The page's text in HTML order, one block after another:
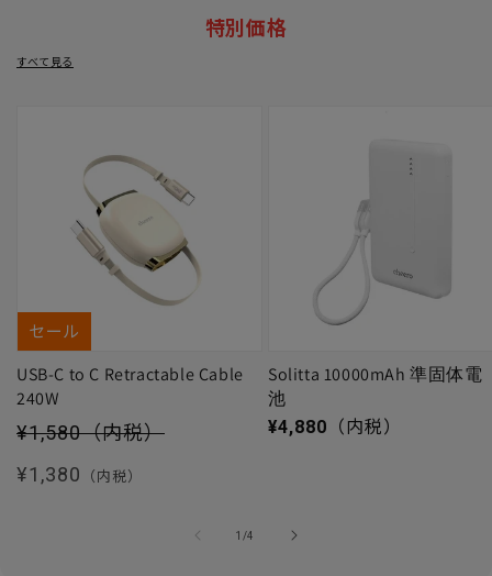
特別価格
すべて見る
セール
USB-C to C Retractable Cable
240W
セール価格
¥1,580（内税）
通常価格
¥1,380 （内税）
Solitta 10000mAh 準固体電
池
通常価格
¥4,880 （内税）
1 /
の4